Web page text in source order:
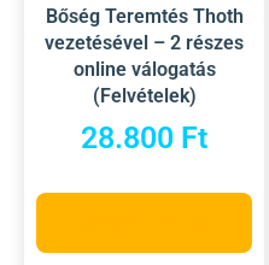
Bőség Teremtés Thoth
vezetésével – 2 részes
online válogatás
(Felvételek)
28.800 Ft